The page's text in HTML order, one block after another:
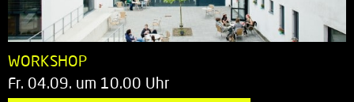
WORKSHOP
Fr. 04.09. um 10.00 Uhr